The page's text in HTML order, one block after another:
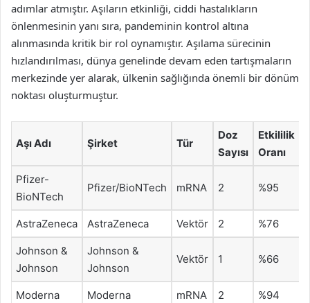
adımlar atmıştır. Aşıların etkinliği, ciddi hastalıkların
önlenmesinin yanı sıra, pandeminin kontrol altına
alınmasında kritik bir rol oynamıştır. Aşılama sürecinin
hızlandırılması, dünya genelinde devam eden tartışmaların
merkezinde yer alarak, ülkenin sağlığında önemli bir dönüm
noktası oluşturmuştur.
Aşı Adı Şirket Tür
Doz
Sayısı
Etkililik
Oranı
Pfizer-
BioNTech
Pfizer/BioNTech mRNA 2 %95
AstraZeneca AstraZeneca Vektör 2 %76
Johnson &
Johnson
Johnson &
Johnson
Vektör 1 %66
Moderna Moderna mRNA 2 %94